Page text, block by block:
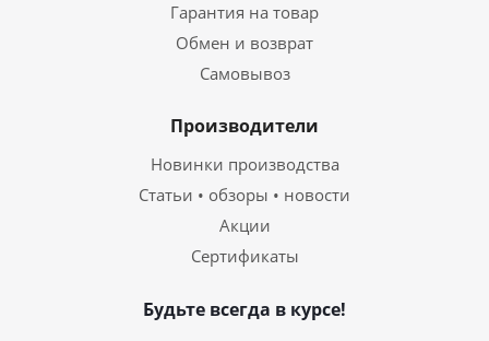
Гарантия на товар
Обмен и возврат
Самовывоз
Производители
Новинки производства
Статьи • обзоры • новости
Акции
Сертификаты
Будьте всегда в курсе!